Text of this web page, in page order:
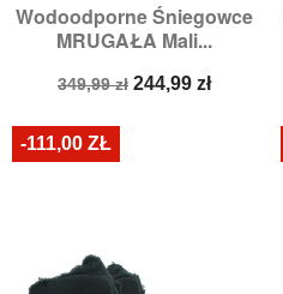
Wodoodporne Śniegowce
MRUGAŁA Mali...
Cena
349,99 zł Cena
244,99 zł
-111,00 ZŁ